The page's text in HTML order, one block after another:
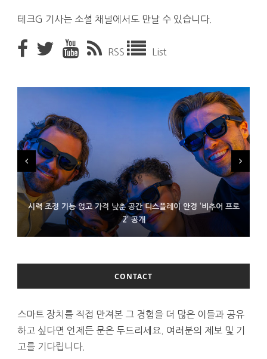
테크G 기사는 소셜 채널에서도 만날 수 있습니다.
RSS List
시력 조정 기능 얹고 가격 낮춘 공간 디스플레이 안경 ‘비추어 프로
2’ 공개
D램 부족에 10억달러어치 아이폰18 프로세서 패키징 대기 중
300~400달러 반지형 스피커 준비하는 오픈AI
CONTACT
스마트 장치를 직접 만져본 그 경험을 더 많은 이들과 공유
하고 싶다면 언제든 문은 두드리세요. 여러분의 제보 및 기
고를 기다립니다.